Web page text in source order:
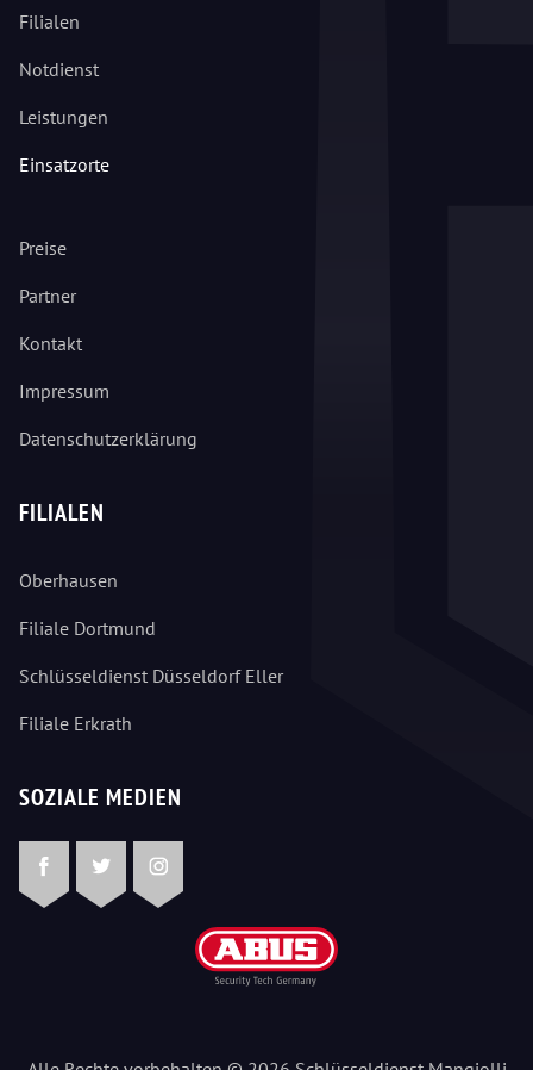
Filialen
Notdienst
Leistungen
Einsatzorte
Preise
Partner
Kontakt
Impressum
Datenschutzerklärung
FILIALEN
Oberhausen
Filiale Dortmund
Schlüsseldienst Düsseldorf Eller
Filiale Erkrath
SOZIALE MEDIEN
FacebookTwitterInstagram